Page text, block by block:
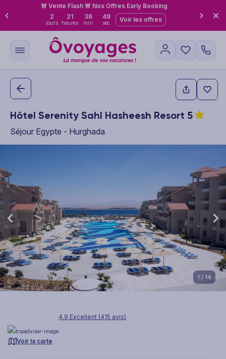
🚨 Vente Flash 🚨 Nos Offres Early Booking
2
jours
21
heures
36
min
48
sec Voir les offres
Hôtel Serenity Sahl Hasheesh Resort 5
Séjour Egypte - Hurghada
1 / 14
4.9 Excellent (415 avis)
Voir la carte